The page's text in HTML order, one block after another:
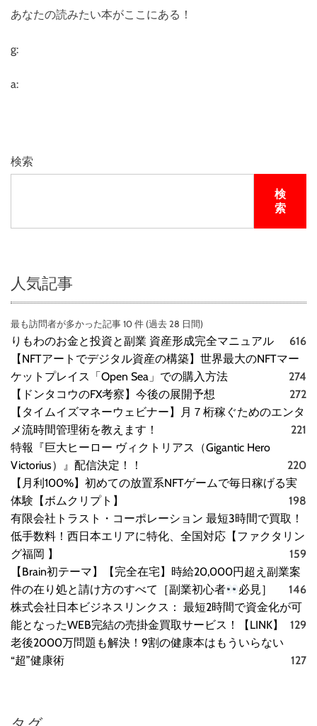
あなたの読みたい本がここにある！
g:
a:
検索
検
索
人気記事
最も訪問者が多かった記事 10 件 (過去 28 日間)
りもわのお金と投資と副業 資産形成完全マニュアル
616
【NFTアートでデジタル資産の構築】世界最大のNFTマー
ケットプレイス「Open Sea」での購入方法
274
【ドンタコウのFX考察】今後の展開予想
272
【タイムイズマネーウェビナー】月７桁稼ぐためのエンタ
メ流時間管理術を教えます！
221
特報『巨大ヒーロー ヴィクトリアス（Gigantic Hero
Victorius）』配信決定！！
220
【月利100%】初めての放置系NFTゲームで毎日稼げる実
体験【ボムクリプト】
198
有限会社トラスト・コーポレーション 最短3時間で買取！
低手数料！西日本エリアに特化、全国対応【ファクタリン
グ福岡 】
159
【Brain初テーマ】【完全在宅】時給20,000円超え副業案
件の在り処と請け方のすべて［副業初心者
必見］
146
株式会社日本ビジネスリンクス： 最短2時間で資金化が可
能となったWEB完結の売掛金買取サービス！【LINK】
129
老後2000万問題も解決！9割の健康本はもういらない
“超”健康術
127